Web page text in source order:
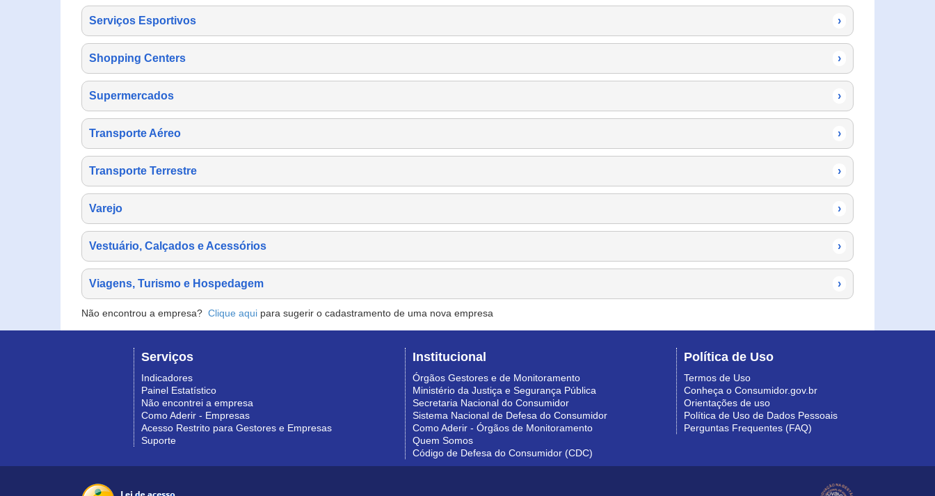
Serviços Esportivos ›
Shopping Centers ›
Supermercados ›
Transporte Aéreo ›
Transporte Terrestre ›
Varejo ›
Vestuário, Calçados e Acessórios ›
Viagens, Turismo e Hospedagem ›
Não encontrou a empresa? Clique aqui para sugerir o cadastramento de uma nova empresa
Serviços
Indicadores
Painel Estatístico
Não encontrei a empresa
Como Aderir - Empresas
Acesso Restrito para Gestores e Empresas
Suporte
Institucional
Órgãos Gestores e de Monitoramento
Ministério da Justiça e Segurança Pública
Secretaria Nacional do Consumidor
Sistema Nacional de Defesa do Consumidor
Como Aderir - Órgãos de Monitoramento
Quem Somos
Código de Defesa do Consumidor (CDC)
Política de Uso
Termos de Uso
Conheça o Consumidor.gov.br
Orientações de uso
Política de Uso de Dados Pessoais
Perguntas Frequentes (FAQ)